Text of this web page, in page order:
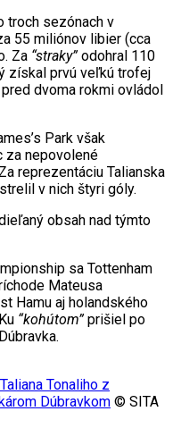
troch sezónach v
55 miliónov libier (cca
Za “straky”odohral 110
získal prvú veľkú trofej
dvoma rokmi ovládol
Park však
za nepovolené
reprezentáciu Talianska
v nich štyri góly.
obsah nad týmto
sa Tottenham
Mateusa
Hamu aj holandského
“kohútom”prišiel po
Tonaliho z
Dúbravkom © SITA